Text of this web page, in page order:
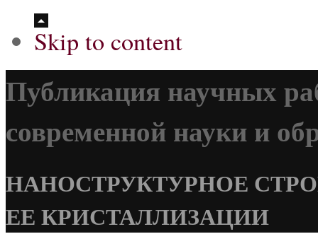
Skip to content
Публикация научных
современной науки и
НАНОСТРУКТУРНОЕ
ЕЕ КРИСТАЛЛИЗАЦИИ